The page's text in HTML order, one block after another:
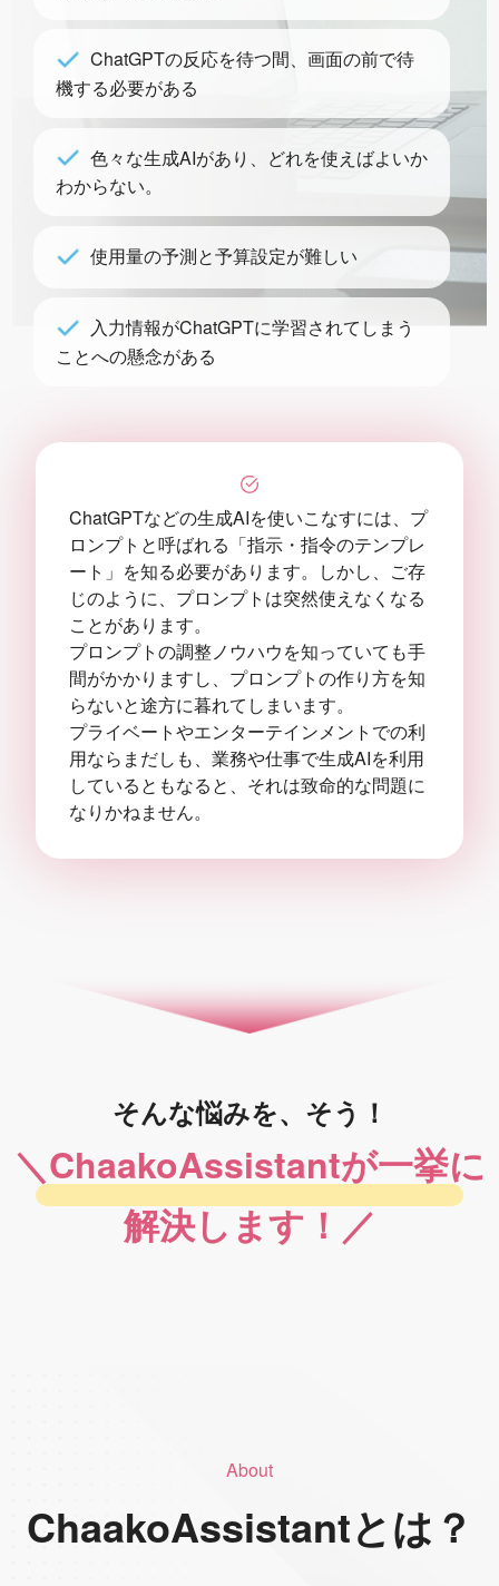
ChatGPTの反応を待つ間、画面の前で待
機する必要がある
色々な生成AIがあり、どれを使えばよいか
わからない。
使用量の予測と予算設定が難しい
入力情報がChatGPTに学習されてしまう
ことへの懸念がある
ChatGPTなどの生成AIを使いこなすには、プ
ロンプトと呼ばれる「指示・指令のテンプレ
ート」を知る必要があります。しかし、ご存
じのように、プロンプトは突然使えなくなる
ことがあります。
プロンプトの調整ノウハウを知っていても手
間がかかりますし、プロンプトの作り方を知
らないと途方に暮れてしまいます。
プライベートやエンターテインメントでの利
用ならまだしも、業務や仕事で生成AIを利用
しているともなると、それは致命的な問題に
なりかねません。
そんな悩みを、そう！
＼ChaakoAssistantが一挙に
解決します！／
About
ChaakoAssistantとは？